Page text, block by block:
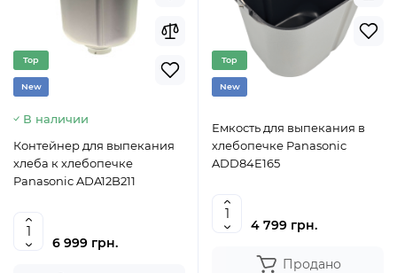
Top
New
В наличии
Контейнер для выпекания
хлеба к хлебопечке
Panasonic ADA12B211
6 999 грн.
Top
New
Емкость для выпекания в
хлебопечке Panasonic
ADD84E165
4 799 грн.
Продано